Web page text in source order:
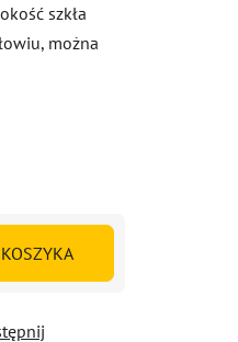
szkła
można